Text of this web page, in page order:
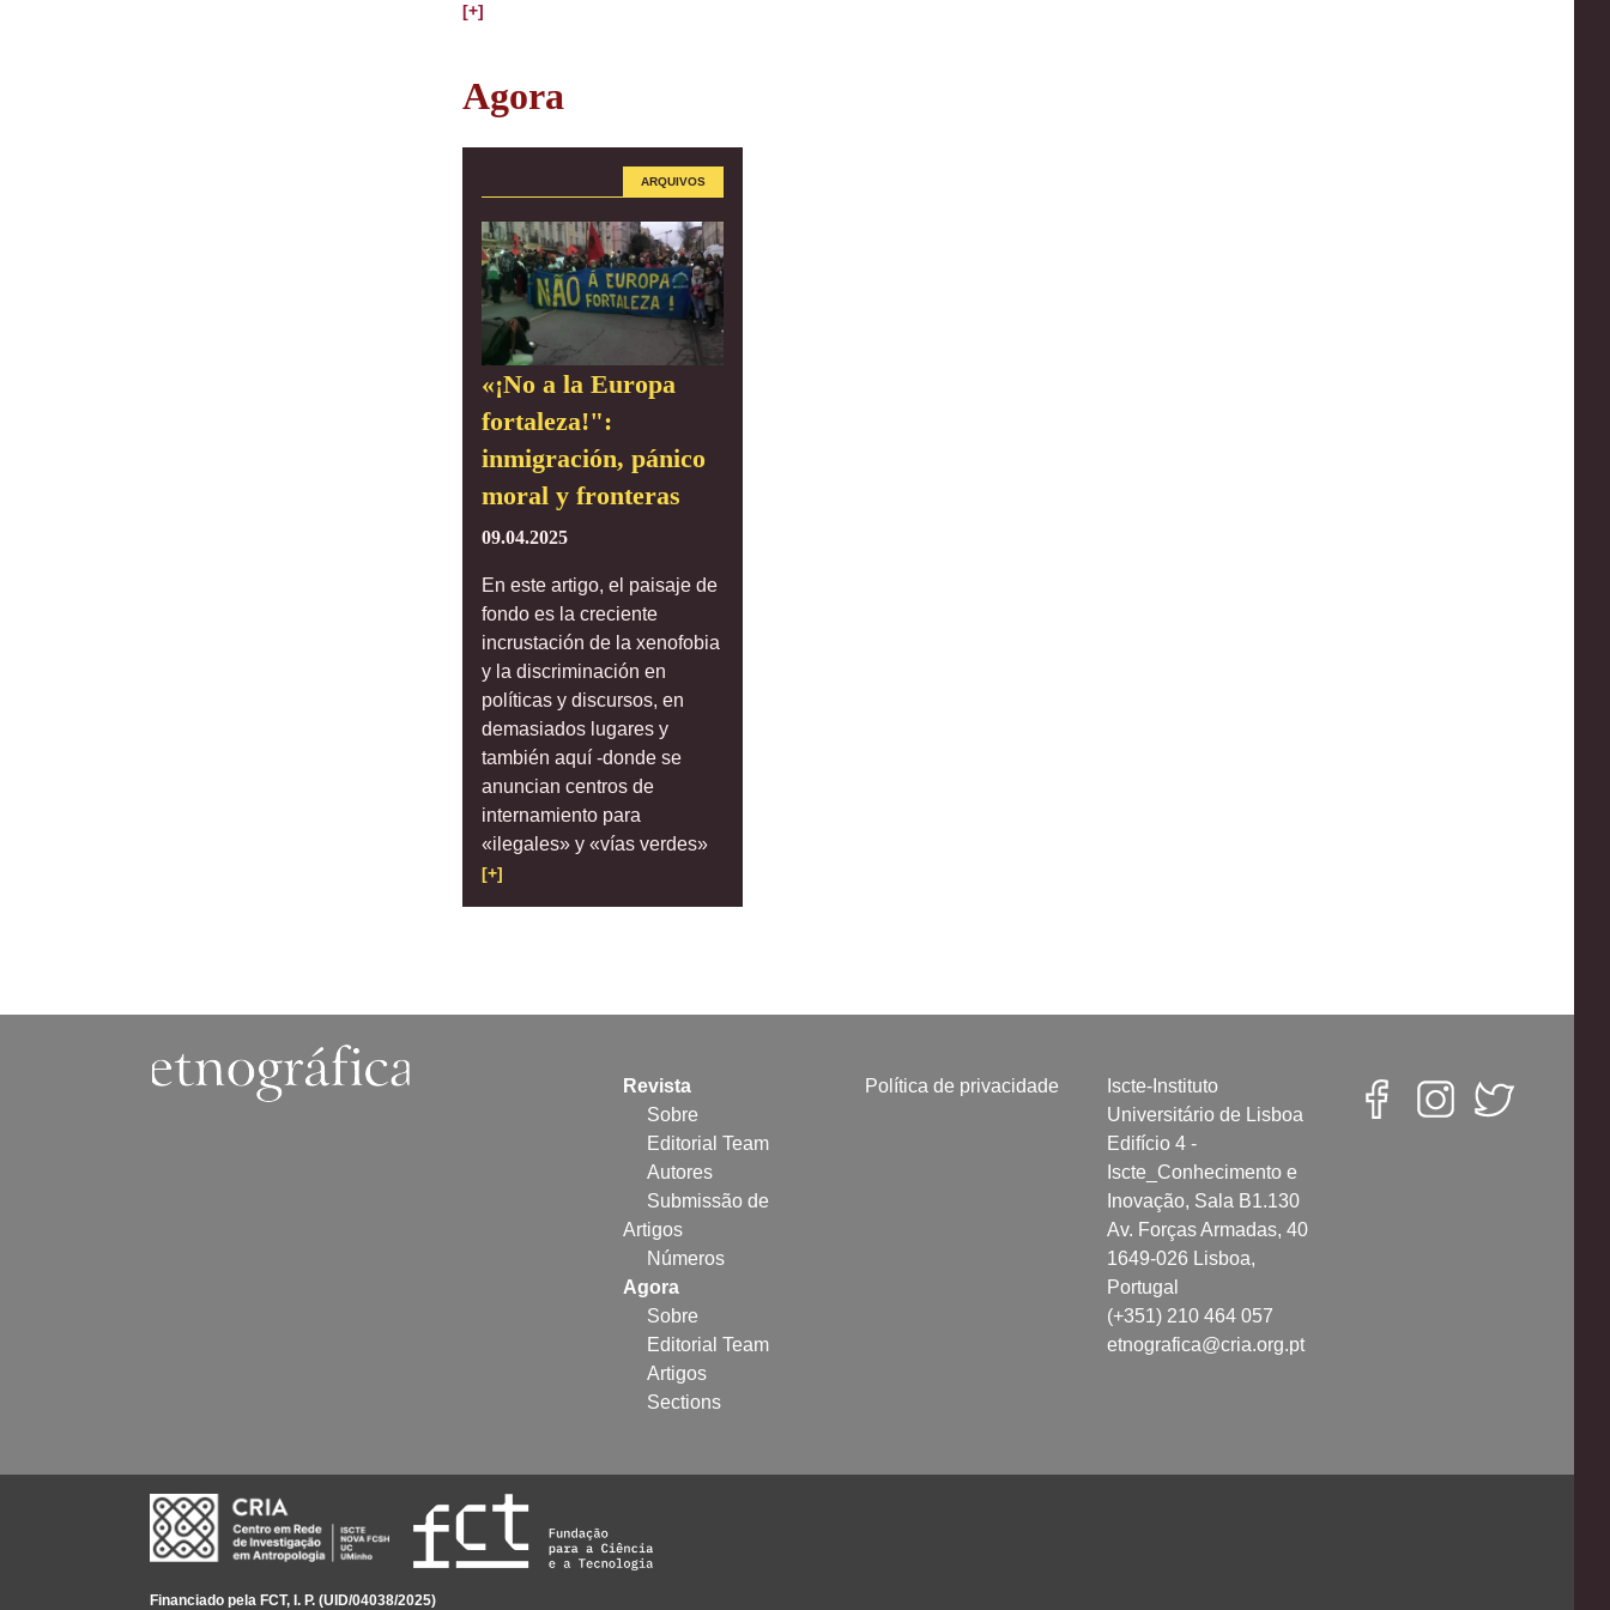
[+]
Agora
ARQUIVOS
«¡No a la Europa
fortaleza!":
inmigración, pánico
moral y fronteras
09.04.2025
En este artigo, el paisaje de
fondo es la creciente
incrustación de la xenofobia
y la discriminación en
políticas y discursos, en
demasiados lugares y
también aquí -donde se
anuncian centros de
internamiento para
«ilegales» y «vías verdes»
[+]
Revista
Sobre
Editorial Team
Autores
Submissão de
Artigos
Números
Agora
Sobre
Editorial Team
Artigos
Sections
Política de privacidade
Iscte-Instituto
Universitário de Lisboa
Edifício 4 -
Iscte_Conhecimento e
Inovação, Sala B1.130
Av. Forças Armadas, 40
1649-026 Lisboa,
Portugal
(+351) 210 464 057
etnografica@cria.org.pt
Financiado pela FCT, I. P. (UID/04038/2025)